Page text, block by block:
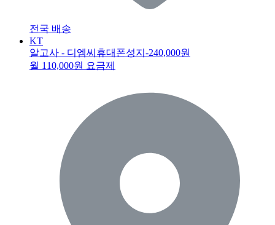
전국 배송
KT
알고사 - 디엠씨휴대폰성지 -240,000원
월 110,000원 요금제